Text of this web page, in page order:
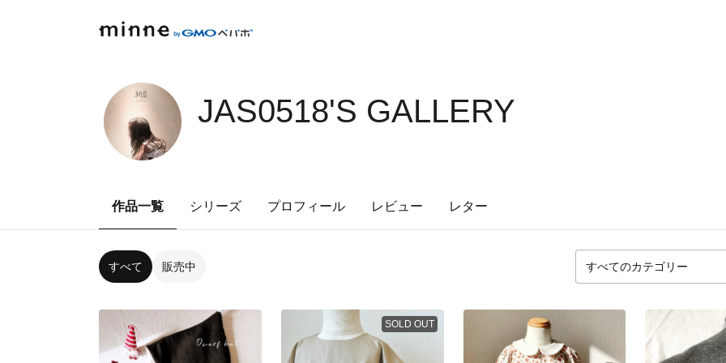
JAS0518'S GALLERY
作品一覧 シリーズ プロフィール レビュー レター
すべて 販売中
SOLD OUT